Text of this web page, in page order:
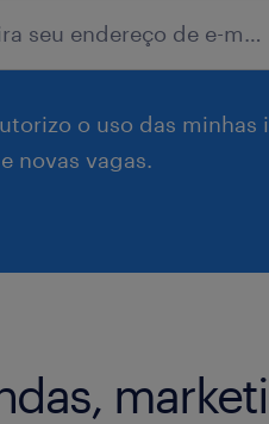
o uso das minhas
novas vagas.